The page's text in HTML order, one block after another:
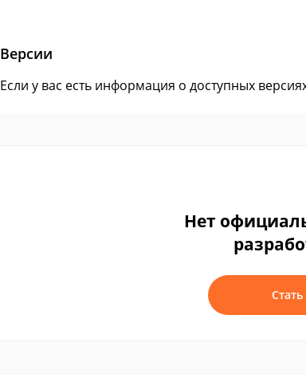
Версии
Если у вас есть информация о доступных
Нет